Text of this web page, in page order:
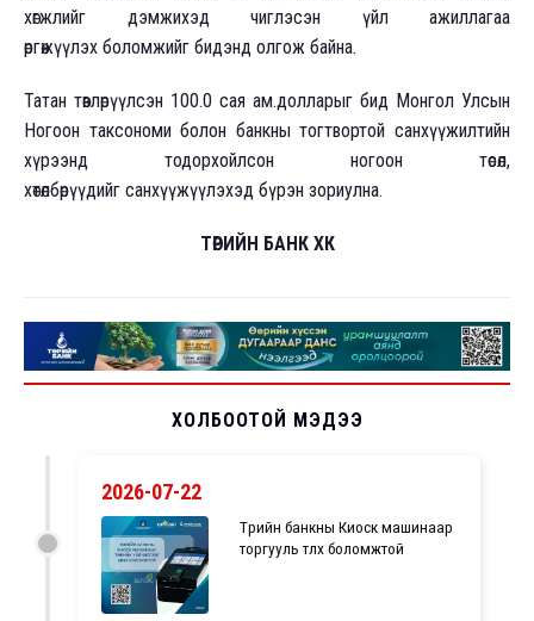
хөгжлийг дэмжихэд чиглэсэн үйл ажиллагаа
өргөжүүлэх боломжийг бидэнд олгож байна.
Татан төвлөрүүлсэн 100.0 сая ам.долларыг бид Монгол Улсын
Ногоон таксономи болон банкны тогтвортой санхүүжилтийн
хүрээнд тодорхойлсон ногоон төсөл,
хөтөлбөрүүдийг санхүүжүүлэхэд бүрэн зориулна.
ТӨРИЙН БАНК ХК
ХОЛБООТОЙ МЭДЭЭ
2026-07-22
Төрийн банкны Киоск машинаар
торгууль төлөх боломжтой